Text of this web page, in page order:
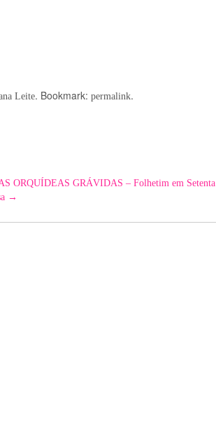
Leite. Bookmark: permalink.
ORQUÍDEAS GRÁVIDAS – Folhetim em Setenta
→